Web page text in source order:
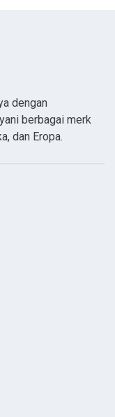
dengan
berbagai merk
dan Eropa.